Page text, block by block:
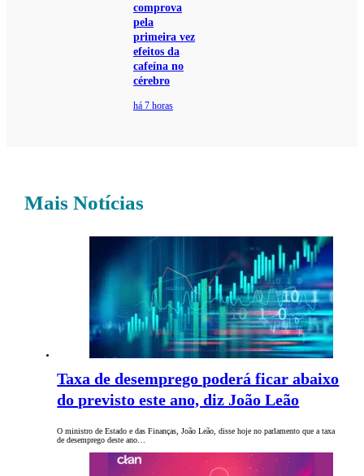
comprova
pela
primeira vez
efeitos da
cafeína no
cérebro
há 7 horas
Mais Notícias
Taxa de desemprego poderá ficar abaixo
do previsto este ano, diz João Leão
O ministro de Estado e das Finanças, João Leão, disse hoje no parlamento que a taxa
de desemprego deste ano…